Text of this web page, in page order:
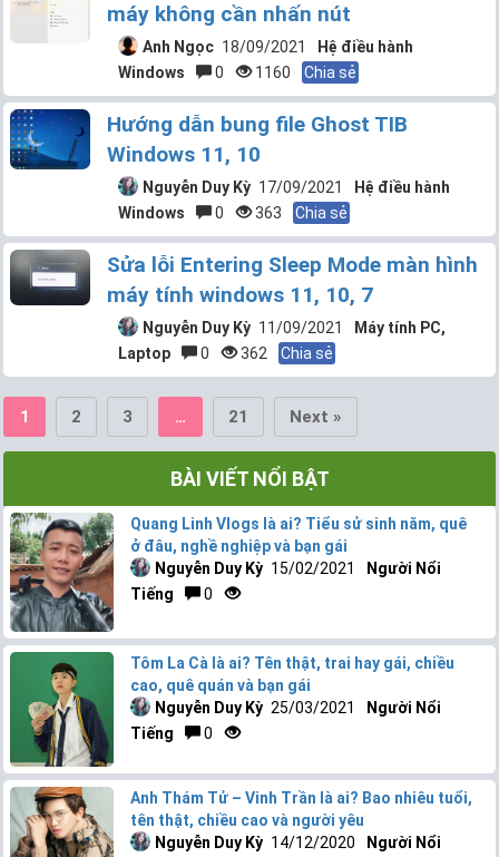
máy không cần nhấn nút
Anh Ngọc 18/09/2021
Hệ điều hành
Windows
0 1160 Chia sẻ
Hướng dẫn bung file Ghost TIB
Windows 11, 10
Nguyễn Duy Kỳ 17/09/2021
Hệ điều hành
Windows
0 363 Chia sẻ
Sửa lỗi Entering Sleep Mode màn hình
máy tính windows 11, 10, 7
Nguyễn Duy Kỳ 11/09/2021
Máy tính PC,
Laptop
0 362 Chia sẻ
1 2 3 … 21 Next »
BÀI VIẾT NỔI BẬT
Quang Linh Vlogs là ai? Tiểu sử sinh năm, quê
ở đâu, nghề nghiệp và bạn gái
Nguyễn Duy Kỳ 15/02/2021
Người Nổi
Tiếng
0
Tôm La Cà là ai? Tên thật, trai hay gái, chiều
cao, quê quán và bạn gái
Nguyễn Duy Kỳ 25/03/2021
Người Nổi
Tiếng
0
Anh Thám Tử – Vinh Trần là ai? Bao nhiêu tuổi,
tên thật, chiều cao và người yêu
Nguyễn Duy Kỳ 14/12/2020
Người Nổi